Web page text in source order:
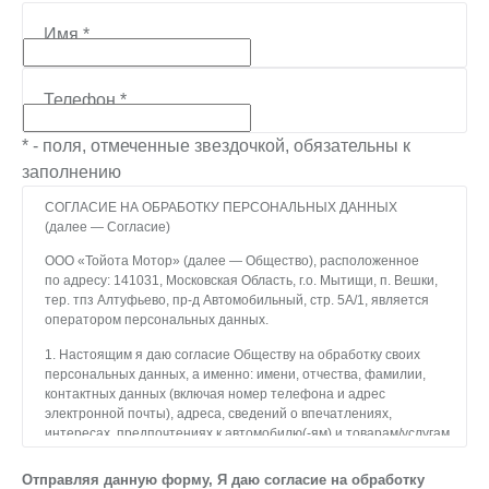
Имя*
Телефон*
* - поля, отмеченные звездочкой, обязательны к
заполнению
СОГЛАСИЕ НА ОБРАБОТКУ ПЕРСОНАЛЬНЫХ ДАННЫХ
(далее — Согласие)
ООО «Тойота Мотор» (далее — Общество), расположенное
по адресу: 141031, Московская Область, г.о. Мытищи, п. Вешки,
тер. тпз Алтуфьево, пр-д Автомобильный, стр. 5А/1, является
оператором персональных данных.
1. Настоящим я даю согласие Обществу на обработку своих
персональных данных, а именно: имени, отчества, фамилии,
контактных данных (включая номер телефона и адрес
электронной почты), адреса, сведений о впечатлениях,
интересах, предпочтениях к автомобилю(-ям) и товарам/услугам,
устройства и модели мобильного телефона посетителя сайта,
Отправляя данную форму, Я даю согласие на обработку